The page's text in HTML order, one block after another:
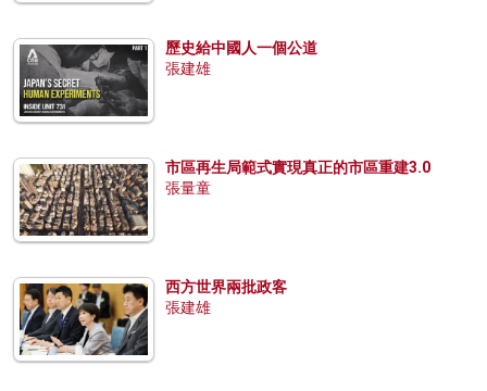
歷史給中國人一個公道
張建雄
市區再生局範式實現真正的市區重建3.0
張量童
西方世界兩批政客
張建雄